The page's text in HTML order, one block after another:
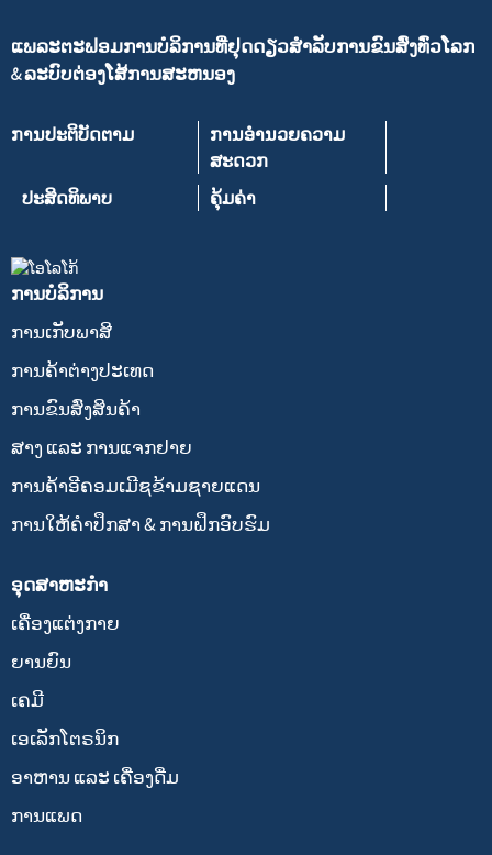
ແພລະຕະຟອມການບໍລິການທີ່ຢຸດດຽວສໍາລັບການຂົນສົ່ງທົ່ວໂລກ
& ລະບົບຕ່ອງໂສ້ການສະຫນອງ
ການປະຕິບັດຕາມ
ການອໍານວຍຄວາມ
ສະດວກ
ປະສິດທິພາບ
ຄຸ້ມຄ່າ
ການບໍລິການ
ການເກັບພາສີ
ການ​ຄ້າ​ຕ່າງ​ປະ​ເທດ
ການຂົນສົ່ງສິນຄ້າ
ສາງ ແລະ ການແຈກຢາຍ
ການຄ້າອີຄອມເມີຊຂ້າມຊາຍແດນ
ການໃຫ້ຄໍາປຶກສາ & ການຝຶກອົບຮົມ
ອຸດສາຫະກໍາ
ເຄື່ອງແຕ່ງກາຍ
ຍານຍົນ
ເຄມີ
ເອເລັກໂຕຣນິກ
ອາຫານ ແລະ ເຄື່ອງດື່ມ
ການແພດ